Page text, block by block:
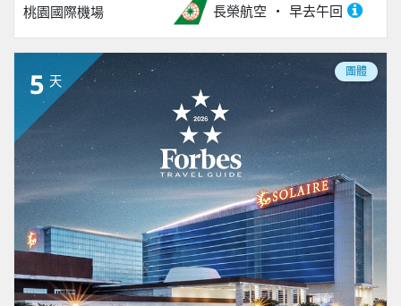
桃園國際機場 長榮航空 早去午回
5 天
團體